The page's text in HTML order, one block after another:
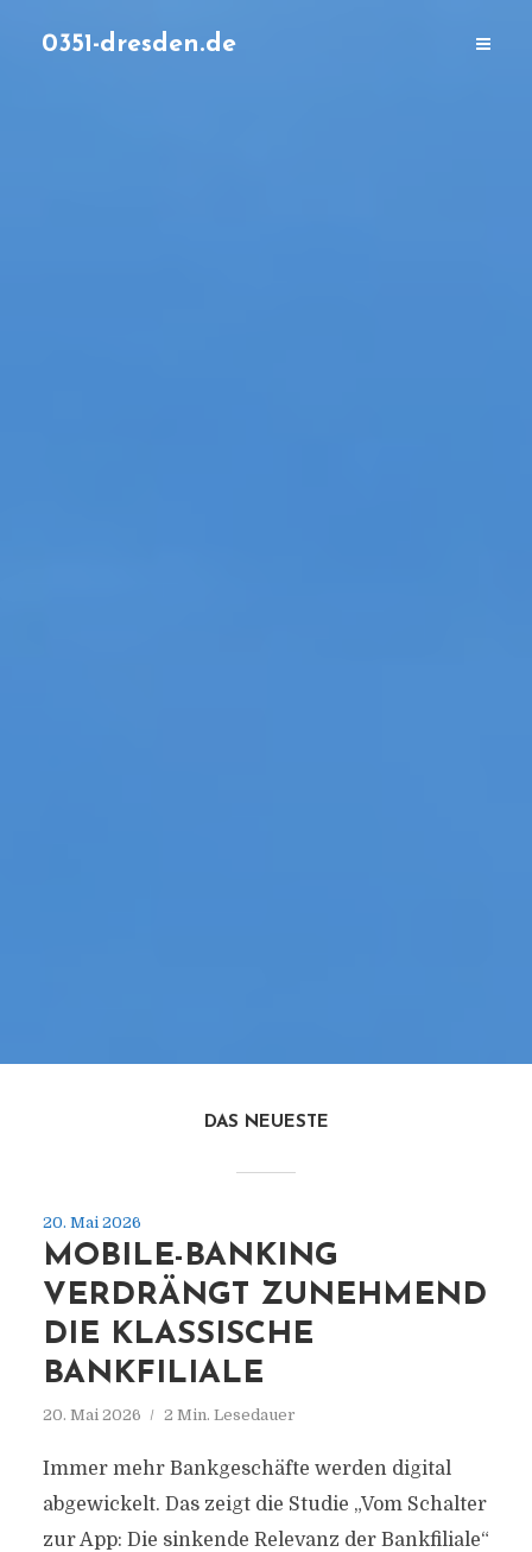
0351-dresden.de
DAS NEUESTE
20. Mai 2026
MOBILE-BANKING
VERDRÄNGT ZUNEHMEND
DIE KLASSISCHE
BANKFILIALE
20. Mai 2026 2 Min. Lesedauer
Immer mehr Bankgeschäfte werden digital
abgewickelt. Das zeigt die Studie „Vom Schalter
zur App: Die sinkende Relevanz der Bankfiliale“